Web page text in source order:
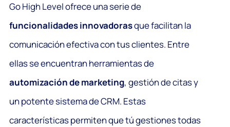
Go High Level ofrece una serie de
funcionalidades innovadorasque facilitan la
comunicación efectiva con tus clientes. Entre
ellas se encuentran herramientas de
automización de marketing, gestión de citas y
un potente sistema de CRM. Estas
características permiten que tú gestiones todas